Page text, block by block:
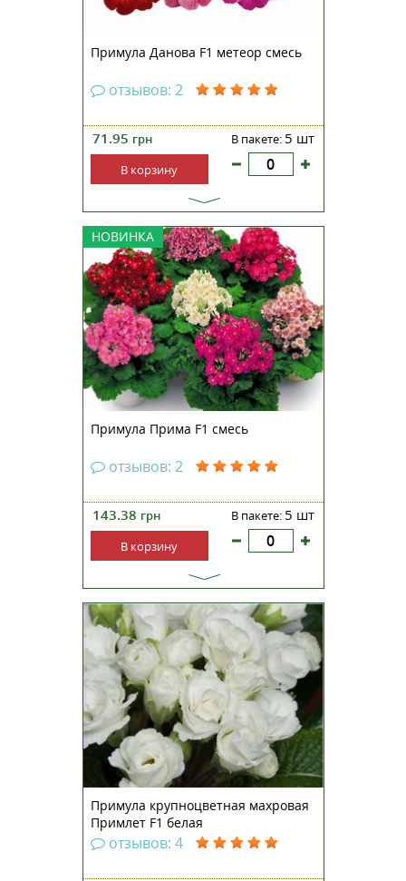
Примула Данова F1 метеор смесь
отзывов: 2
71.95 грн В пакете: 5 шт
В корзину
НОВИНКА
Примула Прима F1 смесь
(Primula malacoides Prima F1 mix)
– растение, которое имеет
большие, плотные и ароматные
цветочные головки, покрытые
гроздьями нежных и прекрасных
цветов, возвышающихся над
листьями. Компактные кустики...
Примула Прима F1 смесь
отзывов: 2
143.38 грн В пакете: 5 шт
В корзину
Примула крупноцветковая
махровая Примлет F1 белая —
непревзойденная серия с
ароматными махровыми
цветами, которые по форме
похожи на розу. Компактные
кустики, высотой 13-15
сантиметров, прекрасно
смотрятся на клумбах, раба...
Примула крупноцветная махровая
Примлет F1 белая
отзывов: 4